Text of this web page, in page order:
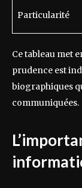
Particularité
Ce tableau met
prudence est
biographiques
communiquées.